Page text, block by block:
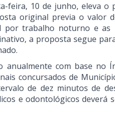
feira, 10 de junho, eleva o
original previa o valor
por trabalho noturno e
a proposta segue
com base no
concursados de
de dez minutos de
e odontológicos deverá